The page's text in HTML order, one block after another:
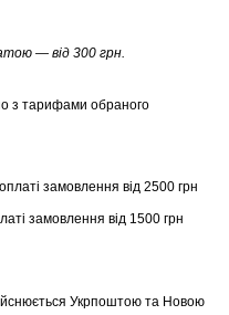
— від 300 грн.
з тарифами обраного
замовлення від 2500 грн
замовлення від 1500 грн
Укрпоштою та Новою